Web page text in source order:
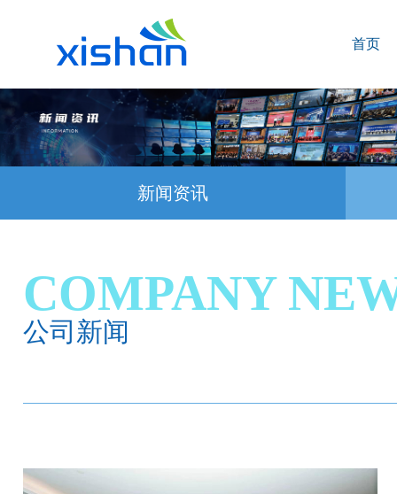
首页
新闻资讯
COMPANY
公司新闻